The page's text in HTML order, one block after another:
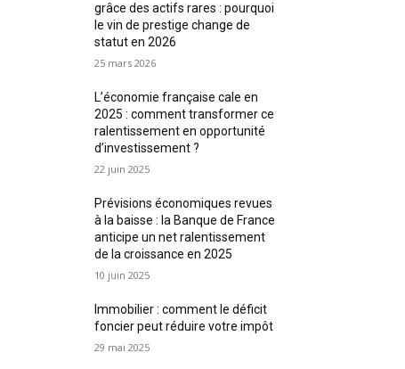
grâce des actifs rares : pourquoi
le vin de prestige change de
statut en 2026
25 mars 2026
L’économie française cale en
2025 : comment transformer ce
ralentissement en opportunité
d’investissement ?
22 juin 2025
Prévisions économiques revues
à la baisse : la Banque de France
anticipe un net ralentissement
de la croissance en 2025
10 juin 2025
Immobilier : comment le déficit
foncier peut réduire votre impôt
29 mai 2025